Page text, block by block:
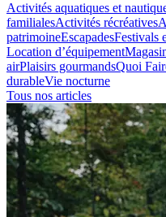
Activités aquatiques et
familialesActivités récréatives
patrimoineEscapadesFestivals
Location d’équipement
airPlaisirs gourmandsQuoi
durableVie nocturne
Tous nos articles